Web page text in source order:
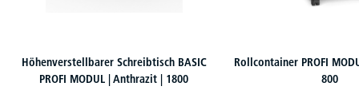
Höhenverstellbarer Schreibtisch BASIC
PROFI MODUL | Anthrazit | 1800
Rollcontainer PROFI
800